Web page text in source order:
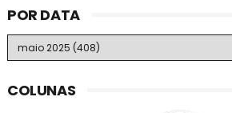
POR DATA
COLUNAS